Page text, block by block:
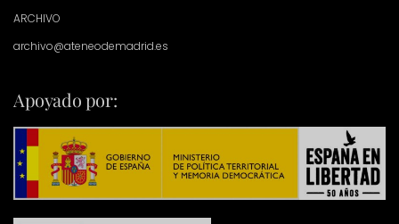
ARCHIVO
archivo@ateneodemadrid.es
Apoyado por: